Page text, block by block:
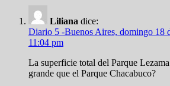
Liliana dice:
Diario 5 -Buenos Aires, domingo 18
11:04 pm
La superficie total del Parque
grande que el Parque Chacabuco?